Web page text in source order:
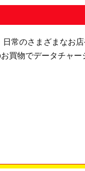
常のさまざまなお
買物でデータチャ